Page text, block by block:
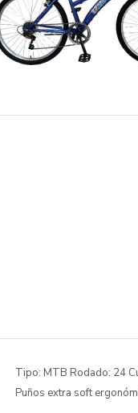
Tipo: MTB Rodado: 24
Puños extra soft